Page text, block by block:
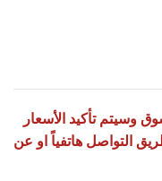
وسيتم تأكيد الأسعار
التواصل هاتفياً او عن